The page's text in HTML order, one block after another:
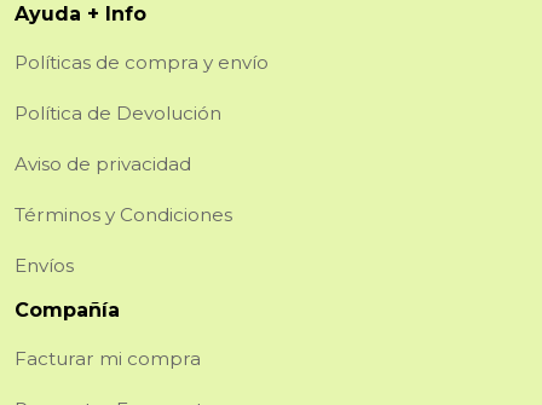
Ayuda + Info
Políticas de compra y envío
Política de Devolución
Aviso de privacidad
Términos y Condiciones
Envíos
Compañía
Facturar mi compra